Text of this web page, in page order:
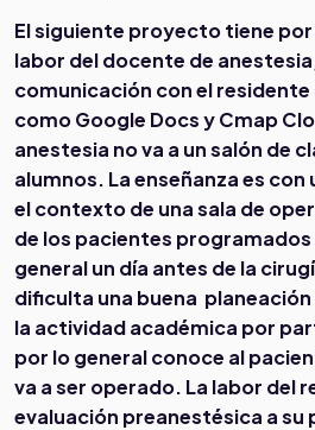
El siguiente proyecto tiene
labor del docente de
comunicación con el residente
como Google Docs y Cmap
anestesia no va a un salón de
alumnos. La enseñanza es
el contexto de una sala de
de los pacientes
general un día antes de la
dificulta una buena planeación
la actividad académica por
por lo general conoce al
va a ser operado. La labor del
evaluación preanestésica a su